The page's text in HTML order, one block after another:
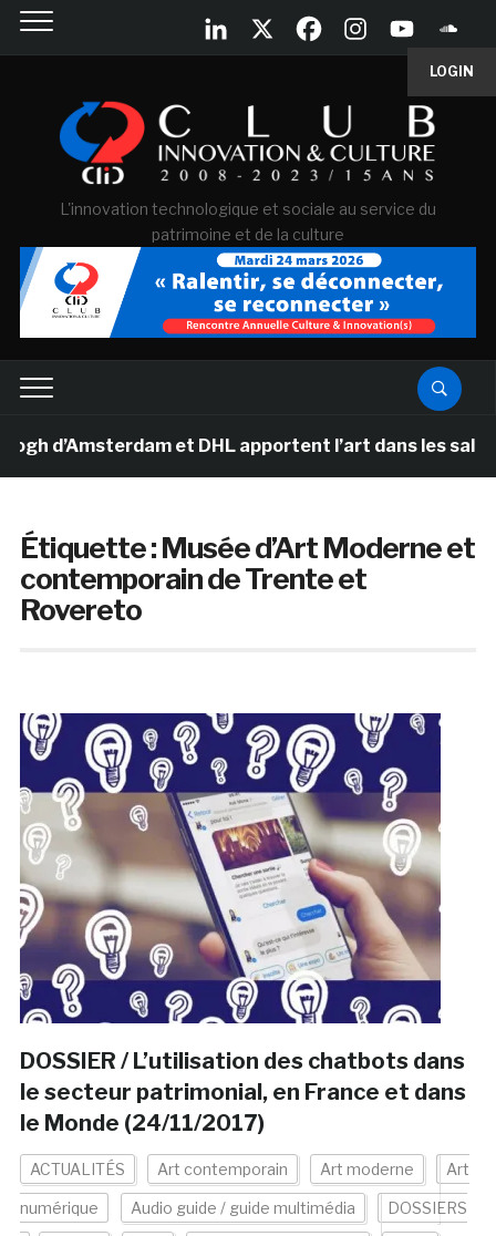
LOGIN
L'innovation technologique et sociale au service du
patrimoine et de la culture
d’Amsterdam et DHL apportent l’art dans les salles
Étiquette :Musée d’Art Moderne et
contemporain de Trente et
Rovereto
DOSSIER / L’utilisation des chatbots dans
le secteur patrimonial, en France et dans
le Monde (24/11/2017)
ACTUALITÉS Art contemporain Art moderne Art
numérique Audio guide / guide multimédia DOSSIERS